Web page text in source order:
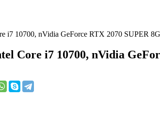
i7 10700, nVidia GeForce RTX 2070 SUPER
Core i7 10700, nVidia